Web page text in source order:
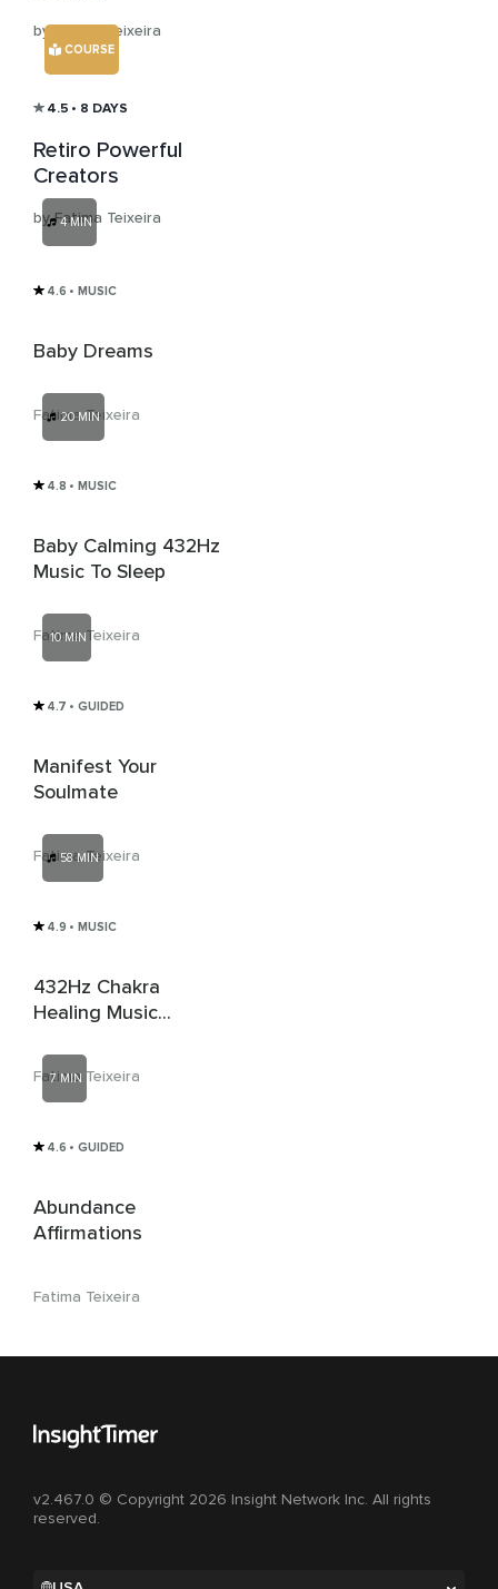
by Fatima Teixeira
COURSE
4.5 • 8 DAYS
Retiro Powerful
Creators
by Fatima Teixeira
4 MIN
4.6 • MUSIC
Baby Dreams
Fatima Teixeira
20 MIN
4.8 • MUSIC
Baby Calming 432Hz
Music To Sleep
Fatima Teixeira
10 MIN
4.7 • GUIDED
Manifest Your
Soulmate
Fatima Teixeira
58 MIN
4.9 • MUSIC
432Hz Chakra
Healing Music
Fatima Teixeira
7 MIN
4.6 • GUIDED
Abundance
Affirmations
Fatima Teixeira
v2.467.0 © Copyright 2026 Insight Network Inc. All rights
reserved.